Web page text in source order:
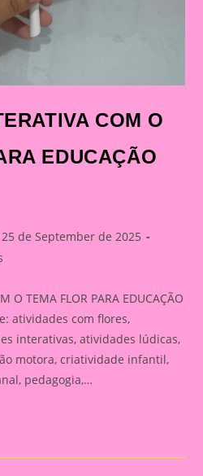
COM O
EDUCAÇÃO
25 de September de 2025
O TEMA FLOR PARA EDUCAÇÃO
atividades com flores,
interativas, atividades lúdicas,
motora, criatividade infantil,
pedagogia,…